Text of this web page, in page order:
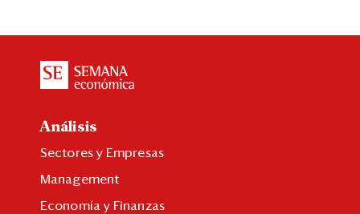
Análisis
Sectores y Empresas
Management
Economía y Finanzas